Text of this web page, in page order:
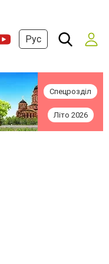
Рус
Спецрозділ
Літо 2026